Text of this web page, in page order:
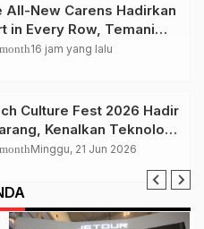
All-New Carens Hadirkan
in Every Row, Temani
Keluarga Lebih
16 jam yang lalu
Culture Fest 2026 Hadir
Kenalkan Teknologi
Mode ke Masyarakat
Minggu, 21 Jun 2026